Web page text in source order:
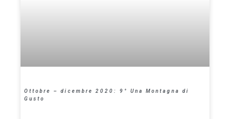
Ottobre – dicembre 2020: 9° Una Montagna di
Gusto